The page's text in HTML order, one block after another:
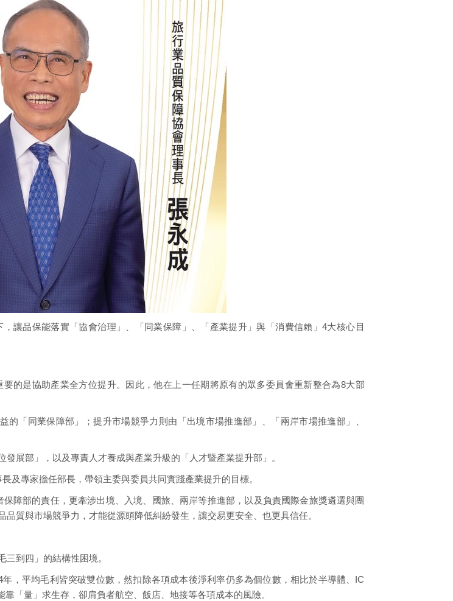
讓品保能落實「協會治理」、「同業保障」、「產業提升」與「消費信賴」4大核心目
的是協助產業全方位提升。因此，他在上一任期將原有的眾多委員會重新整合為8大部
「同業保障部」；提升市場競爭力則由「出境市場推進部」、「兩岸市場推進部」、
展部」，以及專責人才養成與產業升級的「人才暨產業提升部」。
及專家擔任部長，帶領主委與委員共同實踐產業提升的目標。
障部的責任，更牽涉出境、入境、國旅、兩岸等推進部，以及負責國際金旅獎遴選與團
質與市場競爭力，才能從源頭降低糾紛發生，讓交易更安全、也更具信任。
到四」的結構性困境。
，平均毛利皆突破雙位數，然扣除各項成本後淨利率仍多為個位數，相比於半導體、IC
「量」求生存，卻肩負者航空、飯店、地接等各項成本的風險。